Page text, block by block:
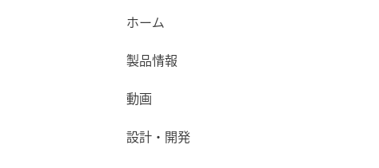
ホーム
製品情報
動画
設計・開発